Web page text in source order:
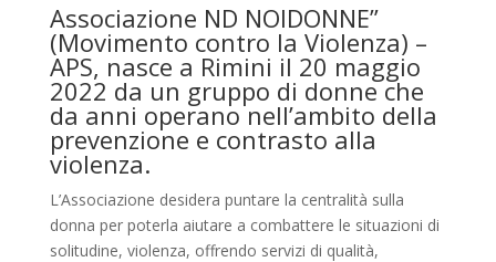
Associazione ND NOIDONNE”
(Movimento contro la Violenza) –
APS, nasce a Rimini il 20 maggio
2022 da un gruppo di donne che
da anni operano nell’ambito della
prevenzione e contrasto alla
violenza.
L’Associazione desidera puntare la centralità sulla
donna per poterla aiutare a combattere le situazioni di
solitudine, violenza, offrendo servizi di qualità,